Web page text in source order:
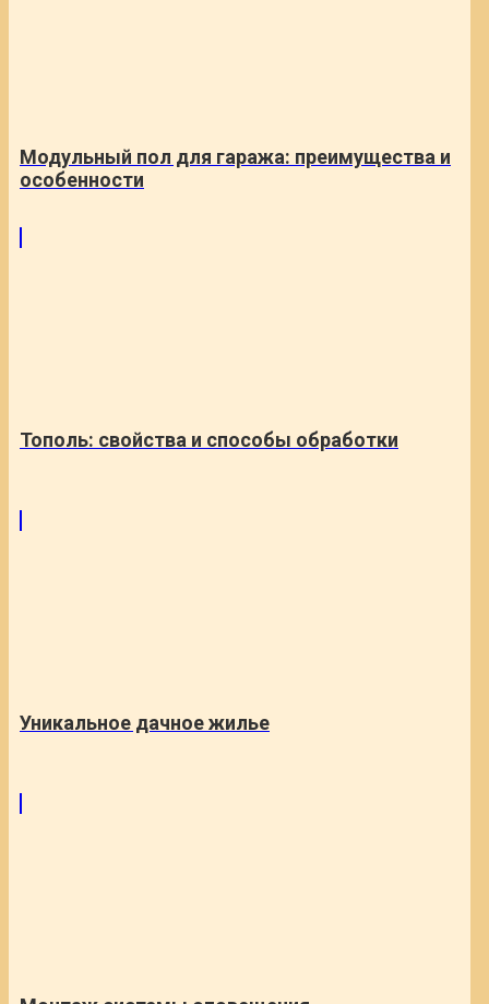
Модульный пол для гаража: преимущества и
особенности
Тополь: свойства и способы обработки
Уникальное дачное жилье